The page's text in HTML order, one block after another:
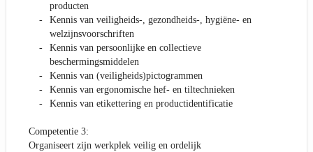
producten
Kennis van veiligheids-, gezondheids-, hygiëne- en
welzijnsvoorschriften
Kennis van persoonlijke en collectieve
beschermingsmiddelen
Kennis van (veiligheids)pictogrammen
Kennis van ergonomische hef- en tiltechnieken
Kennis van etikettering en productidentificatie
Competentie 3:
Organiseert zijn werkplek veilig en ordelijk